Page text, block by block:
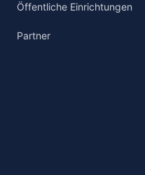
Öffentliche Einrichtungen
Partner